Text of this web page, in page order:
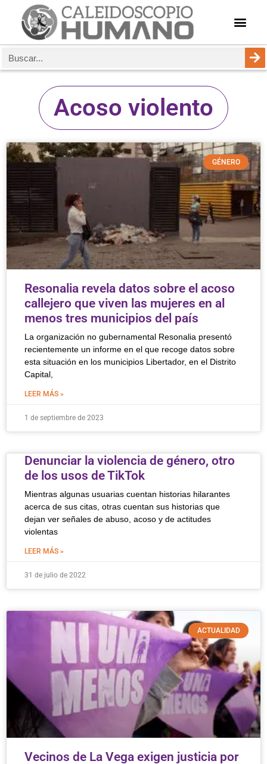
Acoso violento
GÉNERO
Resonalia revela datos sobre el acoso
callejero que viven las mujeres en al
menos tres municipios del país
La organización no gubernamental Resonalia presentó
recientemente un informe en el que recoge datos sobre
esta situación en los municipios Libertador, en el Distrito
Capital,
LEER MÁS »
1 de septiembre de 2023
Denunciar la violencia de género, otro
de los usos de TikTok
Mientras algunas usuarias cuentan historias hilarantes
acerca de sus citas, otras cuentan sus historias que
dejan ver señales de abuso, acoso y de actitudes
violentas
LEER MÁS »
31 de julio de 2022
ACTUALIDAD
Vecinos de La Vega exigen justicia por